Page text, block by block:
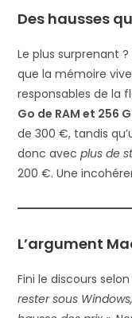
Des hausses
Le plus surprenant ?
que la mémoire
responsables de la
Go de RAM et 256
de 300 €, tandis
donc avecplus de
200 €. Une
L’argument
Fini le discours
rester sous